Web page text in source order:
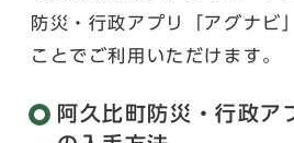
防災・行政アプリ「アグナビ
ことでご利用いただけます。
阿久比町防災・行政ア